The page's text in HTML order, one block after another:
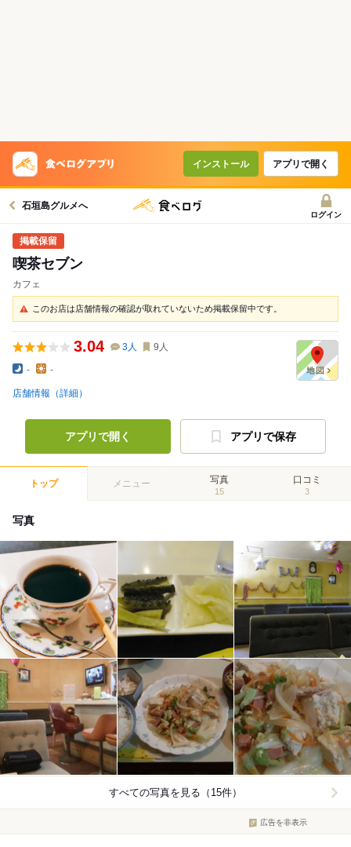
インストール アプリで開く
石垣島グルメへ
ログイン
喫茶セブン
カフェ
このお店は店舗情報の確認が取れていないため掲載保留中です。
3.04 3人 9 人
- -
店舗情報（詳細）
アプリで開く アプリで保存
トップ メニュー 写真
15
口コミ
3
写真
すべての写真を見る（15件）
広告を非表示